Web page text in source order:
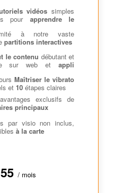
vidéos simples
pour apprendre le
à notre vaste
partitions interactives
le contenu débutant et
sur web et appli
Maîtriser le vibrato
et 10étapes claires
exclusifs de
principaux
par visio non inclus,
à la carte
55 / mois